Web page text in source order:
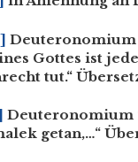
Deuteronomium
Gottes ist
tut.“
Deuteronomium
getan,…“